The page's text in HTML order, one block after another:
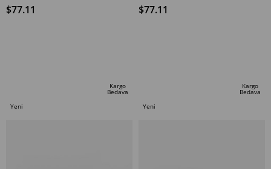
$77.11
Kargo
Bedava
Yeni
$77.11
Kargo
Bedava
Yeni